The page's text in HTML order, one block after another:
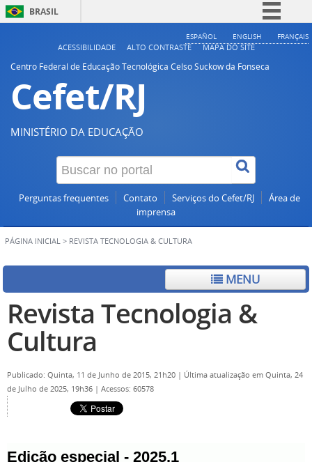
BRASIL
Simplifique!
ESPAÑOL ENGLISH FRANÇAIS
ACESSIBILIDADE ALTO CONTRASTE
MAPA DO SITE
Centro Federal de Educação Tecnológica Celso Suckow da Fonseca
Cefet/RJ
MINISTÉRIO DA EDUCAÇÃO
Perguntas frequentes Contato Serviços do Cefet/RJ
Área de
imprensa
PÁGINA INICIAL > REVISTA TECNOLOGIA & CULTURA
MENU
Revista Tecnologia &
Cultura
Publicado: Quinta, 11 de Junho de 2015, 21h20 | Última atualização em Quinta, 24
de Julho de 2025, 19h36 | Acessos: 60578
Edição especial - 2025.1